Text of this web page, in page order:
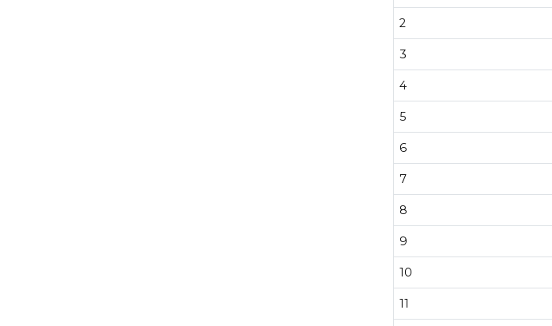
2
3
4
5
6
7
8
9
10
11